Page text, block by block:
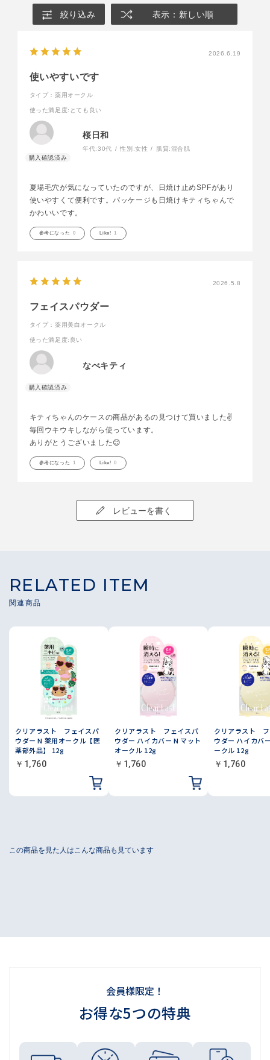
絞り込み 表示：新しい順
2026.6.19
使いやすいです
タイプ：薬用オークル
使った満足度:とても良い
桜日和
年代:30代 性別:女性 肌質:混合肌
夏場毛穴が気になっていたのですが、日焼け止めSPFがあり
使いやすくて便利です。パッケージも日焼けキティちゃんで
かわいいです。
参考になった 0 Like! 1
2026.5.8
フェイスパウダー
タイプ：薬用美白オークル
使った満足度:良い
なべキティ
キティちゃんのケースの商品があるの見つけて買いました✌️
毎回ウキウキしながら使っています。
ありがとうございました😊
参考になった 1 Like! 0
レビューを書く
RELATED ITEM
クリアラスト フェイスパ
ウダー N 薬用オークル【医
薬部外品】 12g
￥1,760
クリアラスト フェイスパ
ウダー ハイカバー N マット
オークル 12g
￥1,760
クリアラスト
ウダー ハイカバ
ークル 12g
￥1,760
会員様限定！
お得な5つの特典